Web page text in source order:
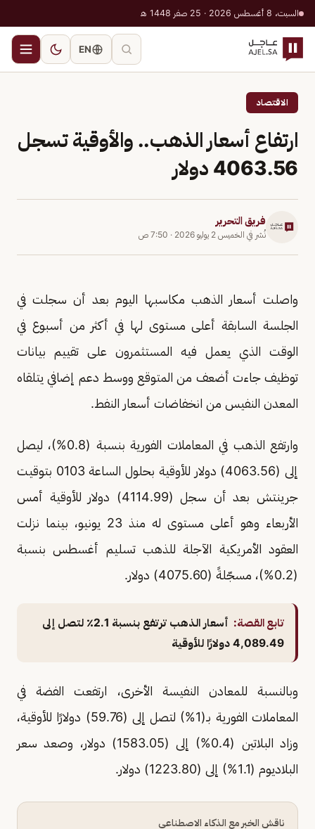
السبت، 8 أغسطس 2026 · 25 صفر 1448 هـ
EN
الاقتصاد
ارتفاع أسعار الذهب.. والأوقية تسجل
4063.56 دولار
فريق التحرير
نُشر في الخميس 2 يوليو 2026 · 7:50 ص
واصلت أسعار ‌الذهب مكاسبها اليوم بعد أن سجلت في
الجلسة السابقة أعلى مستوى لها في أكثر من أسبوع في
الوقت الذي يعمل فيه المستثمرون على تقييم بيانات
توظيف جاءت أضعف من المتوقع ووسط دعم إضافي يتلقاه
المعدن النفيس من انخفاضات أسعار النفط.
وارتفع الذهب في المعاملات الفورية بنسبة (0.8%)، ليصل
إلى (4063.56) دولار للأوقية بحلول الساعة ​0103 بتوقيت
جرينتش بعد أن سجل (4114.99) دولار للأوقية ‌أمس
الأربعاء وهو أعلى مستوى له منذ 23 يونيو، بينما نزلت
العقود الأمريكية الآجلة للذهب تسليم أغسطس بنسبة
(0.2%)، مسجّلةً (4075.60) دولار.
تابع القصة:
أسعار الذهب ترتفع بنسبة 2.1٪ لتصل إلى
4,089.49 دولارًا للأوقية
وبالنسبة للمعادن النفيسة الأخرى، ​ارتفعت الفضة في
المعاملات الفورية بـ(1%) لتصل إلى (59.76) دولارًا للأوقية،
وزاد ​البلاتين (0.4%) إلى (1583.05) دولار، وصعد سعر
البلاديوم (1.1%) إلى (1223.80) دولار.
ناقش الخبر مع الذكاء الاصطناعي